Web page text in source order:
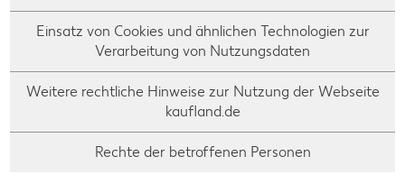
Einsatz von Cookies und ähnlichen Technologien zur
Verarbeitung von Nutzungsdaten
Weitere rechtliche Hinweise zur Nutzung der Webseite
kaufland.de
Rechte der betroffenen Personen